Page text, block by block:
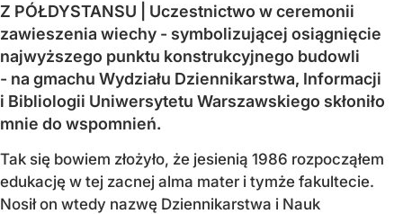
Z PÓŁDYSTANSU | Uczestnictwo w ceremonii
zawieszenia wiechy - symbolizującej osiągnięcie
najwyższego punktu konstrukcyjnego budowli
- na gmachu Wydziału Dziennikarstwa, Informacji
i Bibliologii Uniwersytetu Warszawskiego skłoniło
mnie do wspomnień.
Tak się bowiem złożyło, że jesienią 1986 rozpocząłem
edukację w tej zacnej alma mater i tymże fakultecie.
Nosił on wtedy nazwę Dziennikarstwa i Nauk